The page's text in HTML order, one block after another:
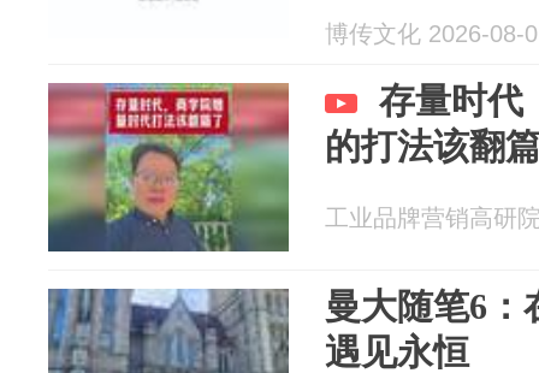
博传文化 2026-08-
存量时代
的打法该翻
工业品牌营销高研
曼大随笔6：
遇见永恒